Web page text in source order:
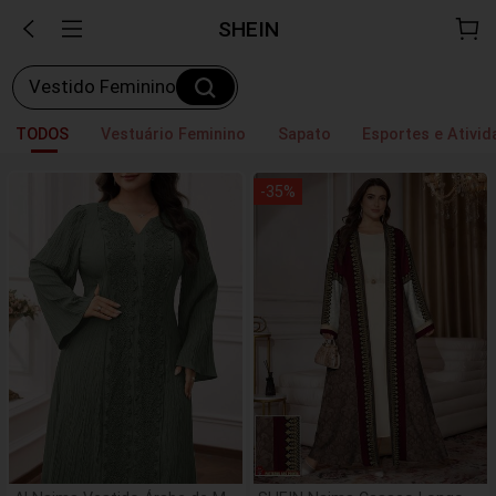
SHEIN
Vestido Feminino
TODOS Vestuário Feminino Sapato Esportes e
-35%